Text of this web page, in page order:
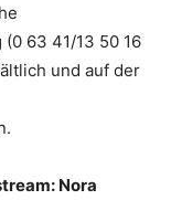
63 41/13 50 16
und auf der
Nora